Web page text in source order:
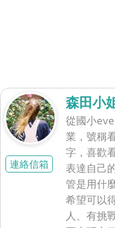
連絡信箱
森田小
從國小
業，號稱
字，喜歡
表達自己
管是用什
希望可以
人、有挑